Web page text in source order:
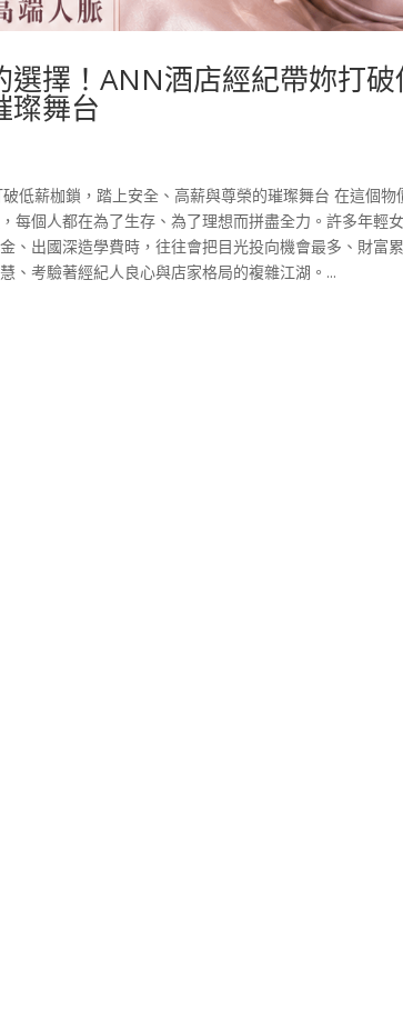
擇！ANN酒店經紀帶妳打破
璨舞台
低薪枷鎖，踏上安全、高薪與尊榮的璀璨舞台 在這個物
每個人都在為了生存、為了理想而拼盡全力。許多年輕
、出國深造學費時，往往會把目光投向機會最多、財富
、考驗著經紀人良心與店家格局的複雜江湖。...